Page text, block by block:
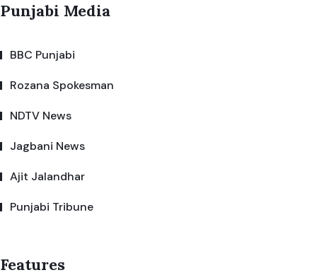
Punjabi Media
BBC Punjabi
Rozana Spokesman
NDTV News
Jagbani News
Ajit Jalandhar
Punjabi Tribune
Features